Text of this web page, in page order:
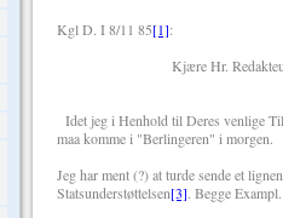
Kgl D. I 8/11 85[1]:
Kjære Hr. Redakteur
Idet jeg i Henhold til Deres venlige
maa komme i "Berlingeren" i morgen.
Jeg har ment (?) at turde sende et
Statsunderstøttelsen[3]. Begge